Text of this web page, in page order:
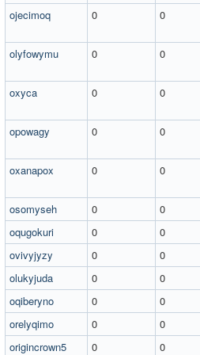
ojecimoq
0 0
olyfowymu
0 0
oxyca
0 0
opowagy
0 0
oxanapox
0 0
osomyseh
0 0
oqugokuri
0 0
ovivyjyzy
0 0
olukyjuda
0 0
oqiberyno
0 0
orelyqimo
0 0
origincrown5
0 0